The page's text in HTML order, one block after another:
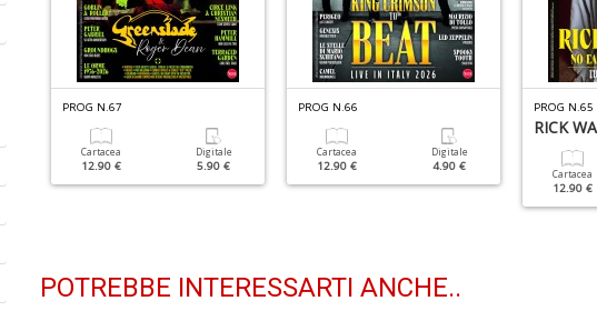
PROG N.67
Cartacea
12.90 €
Digitale
5.90 €
PROG N.66
Cartacea
12.90 €
Digitale
4.90 €
PROG N.65
RICK
Cartacea
12.90 €
POTREBBE INTERESSARTI ANCHE..